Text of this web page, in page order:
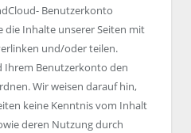
Benutzerkonto
die Inhalte unserer Seiten mit
und/oder teilen.
Ihrem Benutzerkonto den
Wir weisen darauf hin,
keine Kenntnis vom Inhalt
deren Nutzung durch